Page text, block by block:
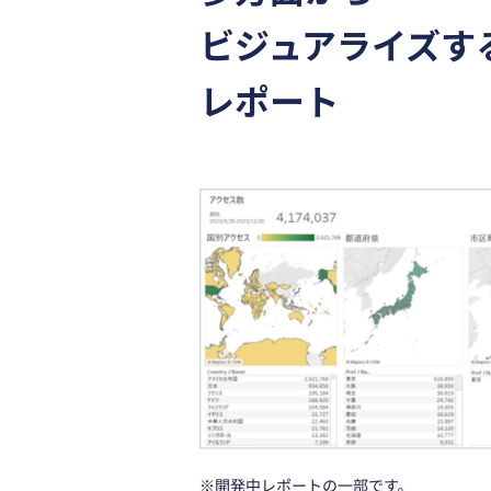
ビジュアライズす
レポート